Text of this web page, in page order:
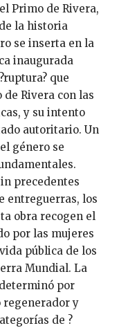
Primo de Rivera,
la historia
se inserta en la
inaugurada
que
Rivera con las
y su intento
autoritario. Un
género se
precedentes
entreguerras, los
obra recogen el
por las mujeres
pública de los
Mundial. La
por
regenerador y
de ?